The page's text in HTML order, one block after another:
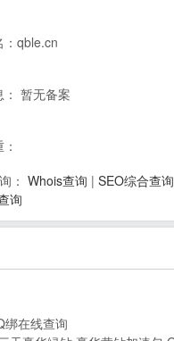
：qble.cn
： 暂无备案
： Whois查询 | SEO综合查询
询
绑在线查询